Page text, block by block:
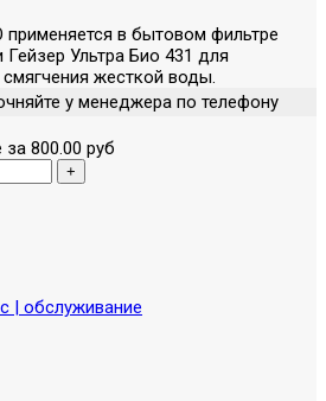
в бытовом фильтре
Гейзер Ультра Био 431 для
жесткой воды.
у менеджера по телефону
800.00 руб
| обслуживание